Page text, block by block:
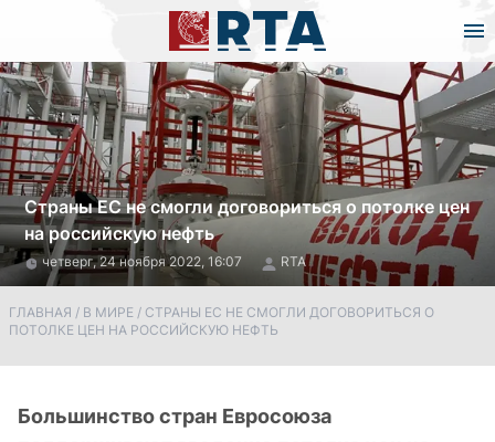
Страны ЕС не смогли договориться о потолке цен
на российскую нефть
четверг, 24 ноября 2022, 16:07 RTA
ГЛАВНАЯ / В МИРЕ / СТРАНЫ ЕС НЕ СМОГЛИ ДОГОВОРИТЬСЯ О
ПОТОЛКЕ ЦЕН НА РОССИЙСКУЮ НЕФТЬ
Большинство стран Евросоюза